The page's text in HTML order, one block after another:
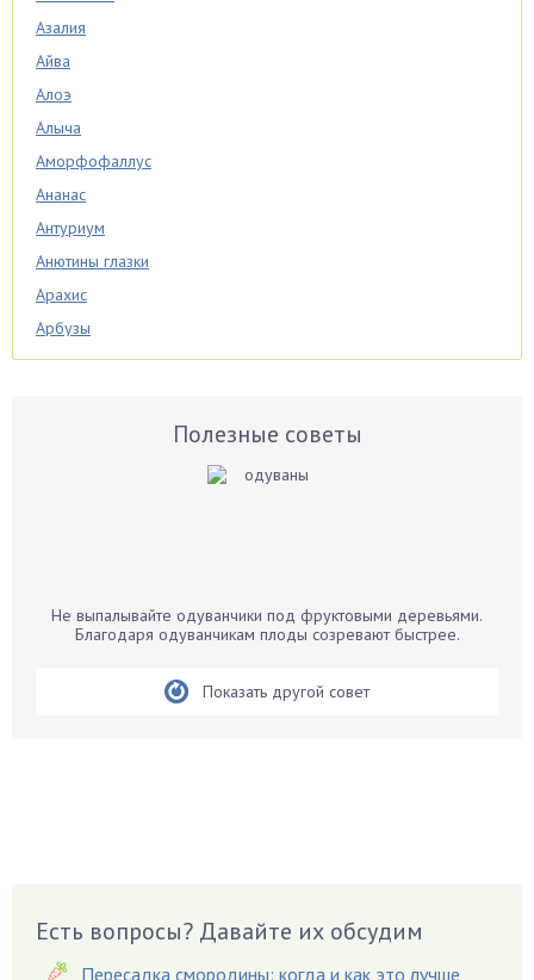
Азалия
Айва
Алоэ
Алыча
Аморфофаллус
Ананас
Антуриум
Анютины глазки
Арахис
Арбузы
Аспарагус
Бархатцы
Вазоны
Вешенки
Полезные советы
Не выпалывайте одуванчики под фруктовыми деревьями.
Благодаря одуванчикам плоды созревают быстрее.
Показать другой совет
Есть вопросы? Давайте их обсудим
Пересадка смородины: когда и как это лучше